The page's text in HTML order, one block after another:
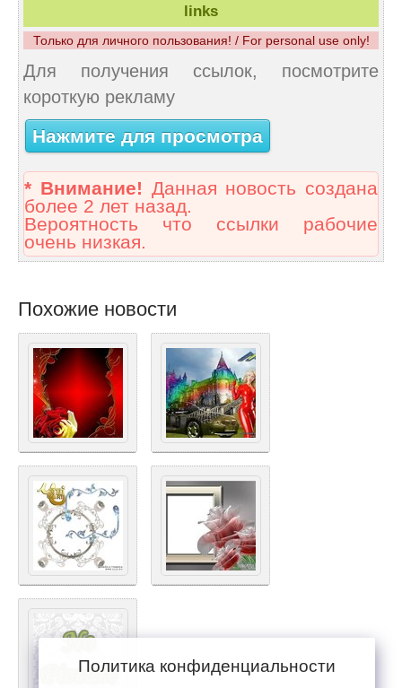
links
Только для личного пользования! / For personal use only!
Для получения ссылок, посмотрите
короткую рекламу
Нажмите для просмотра
* Внимание! Данная новость создана
более 2 лет назад.
Вероятность что ссылки рабочие
очень низкая.
Похожие новости
Политика конфиденциальности